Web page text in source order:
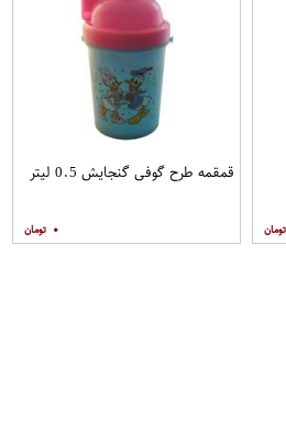
قمقمه طرح گوفی گنجایش 0.5 لیتر
۰